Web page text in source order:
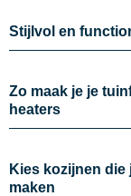
Stijlvol en
Zo maak je je
heaters
Kies kozijnen
maken